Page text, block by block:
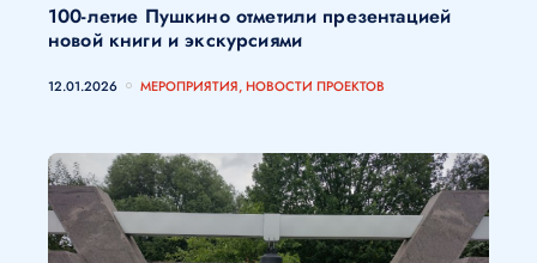
100-летие Пушкино отметили презентацией
новой книги и экскурсиями
12.01.2026 МЕРОПРИЯТИЯ, НОВОСТИ ПРОЕКТОВ